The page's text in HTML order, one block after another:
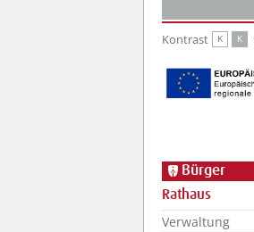
Kontrast K K
Bürger
Rathaus
Verwaltung